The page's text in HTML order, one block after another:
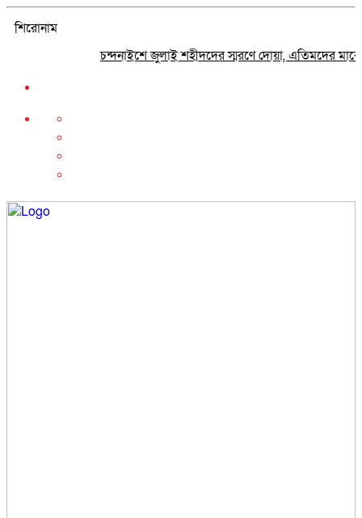
শিরোনাম
চন্দনাইশে জুলাই শহীদদের স্মরণে দোয়া, এতিমদের মাঝে